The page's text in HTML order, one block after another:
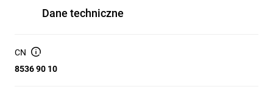
Dane techniczne
CN
8536 90 10